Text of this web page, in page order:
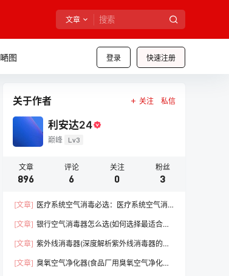
文章
登录 快速注册
嗮图
关于作者 关注 私信
利安达24
巅峰 Lv3
文章
896
评论
6
关注
0
粉丝
3
[文章] 医疗系统空气消毒必选：医疗系统空气消
[文章] 银行空气消毒器怎么选(如何选择最适合的
[文章] 紫外线消毒器(深度解析紫外线消毒器的优
[文章] 臭氧空气净化器(食品厂用臭氧空气净化器)